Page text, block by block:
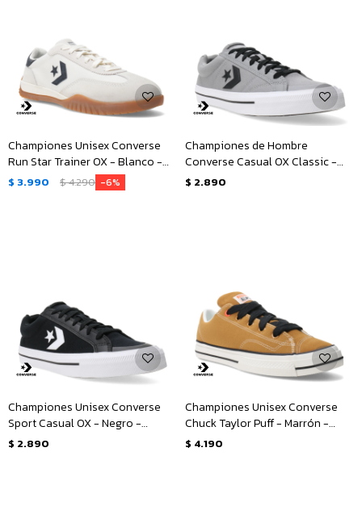
Championes Unisex Converse
Run Star Trainer OX - Blanco -
Negro
$ 3.990 $4.290 6
Championes de Hombre
Converse Casual OX Classic -
Gris - Negro - Blanco
$ 2.890
Championes Unisex Converse
Sport Casual OX - Negro -
Blanco
$ 2.890
Championes Unisex Converse
Chuck Taylor Puff - Marrón -
Amarillo Mostaza
$ 4.190